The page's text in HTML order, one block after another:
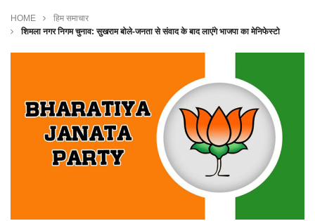
HOME
हिम समाचार
शिमला नगर निगम चुनाव: सुखराम बोले-जनता से संवाद के बाद लाएंगे भाजपा का मेनिफेस्टो